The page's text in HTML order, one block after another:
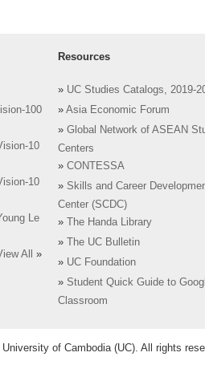
100
10
10
Le
All
»
Resources
» UC Studies Catalogs, 2019-
» Asia Economic Forum
» Global Network of ASEAN
Centers
» CONTESSA
» Skills and Career
Center (SCDC)
»
The Handa Library
»
The UC Bulletin
» UC Foundation
» Student Quick Guide to
Classroom
of Cambodia (UC). All rights